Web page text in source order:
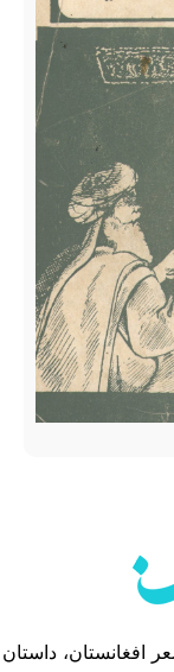
افغانستان، داستان